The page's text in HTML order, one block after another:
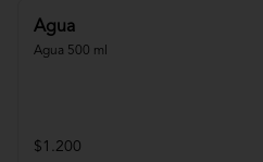
Agua
Agua 500 ml
$1.200